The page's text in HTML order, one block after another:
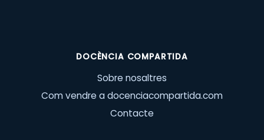
DOCÈNCIA COMPARTIDA
Sobre nosaltres
Com vendre a docenciacompartida.com
Contacte